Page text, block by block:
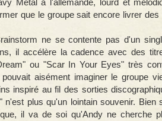
Metal à l'allemande, lourd et
que le groupe sait encore livrer
ne se contente pas d'un
il accélère la cadence avec des
ou "Scar In Your Eyes" très
aisément imaginer le groupe
inspiré au fil des sorties
" n'est plus qu'un lointain souvenir. Bien
il va de soi qu'Andy ne cherche